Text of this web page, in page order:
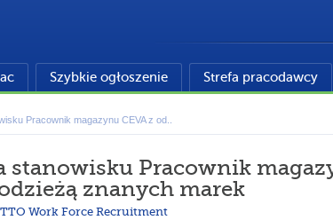
Szybkie ogłoszenie Strefa pracodawcy
Pracownik magazynu CEVA z od..
stanowisku Pracownik
znanych marek
Work Force Recruitment